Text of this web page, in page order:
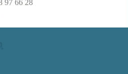
97 66 28